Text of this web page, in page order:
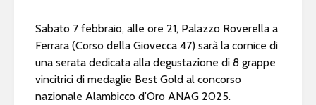
Sabato 7 febbraio, alle ore 21, Palazzo Roverella a
Ferrara (Corso della Giovecca 47) sarà la cornice di
una serata dedicata alla degustazione di 8 grappe
vincitrici di medaglie Best Gold al concorso
nazionale Alambicco d’Oro ANAG 2025.